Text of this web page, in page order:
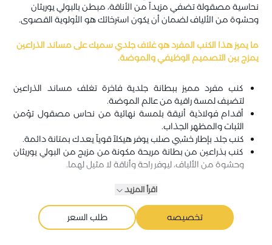
نحاسية مصقولة تضفي مزيداً من الأناقة، مبطن بالبولي يوريثان
وحشوة من الألياف لضمان أن يكون استرخائك هو الأولوية القصوى.
ما يميز هذا الكنب المفرد هو غلاف جلدي سميك على مساند الذراعين
يمزج بين التصميم الوظيفي والموضة.
كنب مفرد مميز ببطانة جلدية فاخرة تغلف مساند الذراعين
لتضيف لمسة راقية من عالم الموضة.
أقدام فولاذية أنيقة بلمسة نهائية من نحاس مصقول تؤمن
الثبات والمظهر الجذاب.
كنب جلد بإطار خشبي صلب يوفر هيكلاً قوياً يعدك بمتانة دائمة.
كنب بذراعين من بطانة مريحة مكونة من مزيج من البولي يوريثان
وحشوة من الألياف، ليوفر راحة وأناقة لا مثيل لهما.
اقرأ المزيد
تخصيصه طلب السعر